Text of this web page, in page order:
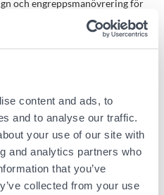
content and ads, to
and to analyse our traffic.
your use of our site with
and analytics partners who
that you’ve
collected from your use
och engreppsmanövrering för
har begränsad
för Ø 35 mm kranhål.
debiteras på alla
från likvärdiga begagnade varor